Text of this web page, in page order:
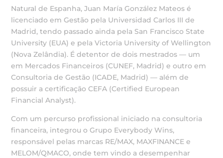
Natural de Espanha, Juan María González Mateos é
licenciado em Gestão pela Universidad Carlos III de
Madrid, tendo passado ainda pela San Francisco State
University (EUA) e pela Victoria University of Wellington
(Nova Zelândia). É detentor de dois mestrados — um
em Mercados Financeiros (CUNEF, Madrid) e outro em
Consultoria de Gestão (ICADE, Madrid) — além de
possuir a certificação CEFA (Certified European
Financial Analyst).
Com um percurso profissional iniciado na consultoria
financeira, integrou o Grupo Everybody Wins,
responsável pelas marcas RE/MAX, MAXFINANCE e
MELOM/QMACO, onde tem vindo a desempenhar